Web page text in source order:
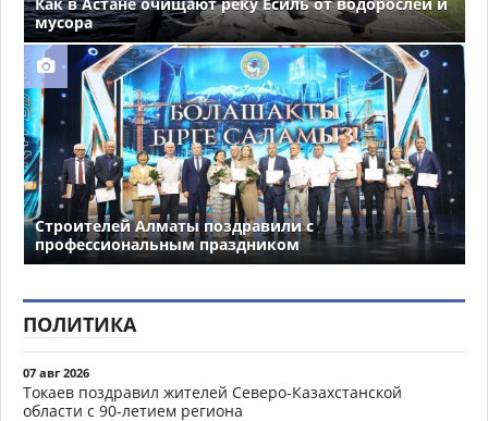
мусора
Строителей Алматы поздравили с
профессиональным праздником
ПОЛИТИКА
07 авг 2026
Токаев поздравил жителей Северо-Казахстанской
области с 90-летием региона